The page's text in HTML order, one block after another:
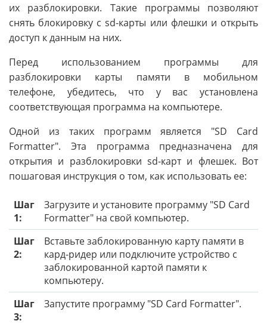
их разблокировки. Такие программы позволяют
снять блокировку с sd-карты или флешки и открыть
доступ к данным на них.
Перед использованием программы для
разблокировки карты памяти в мобильном
телефоне, убедитесь, что у вас установлена
соответствующая программа на компьютере.
Одной из таких программ является "SD Card
Formatter". Эта программа предназначена для
открытия и разблокировки sd-карт и флешек. Вот
пошаговая инструкция о том, как использовать ее:
Шаг
1:
Загрузите и установите программу "SD Card
Formatter" на свой компьютер.
Шаг
2:
Вставьте заблокированную карту памяти в
кард-ридер или подключите устройство с
заблокированной картой памяти к
компьютеру.
Шаг
3:
Запустите программу "SD Card Formatter".